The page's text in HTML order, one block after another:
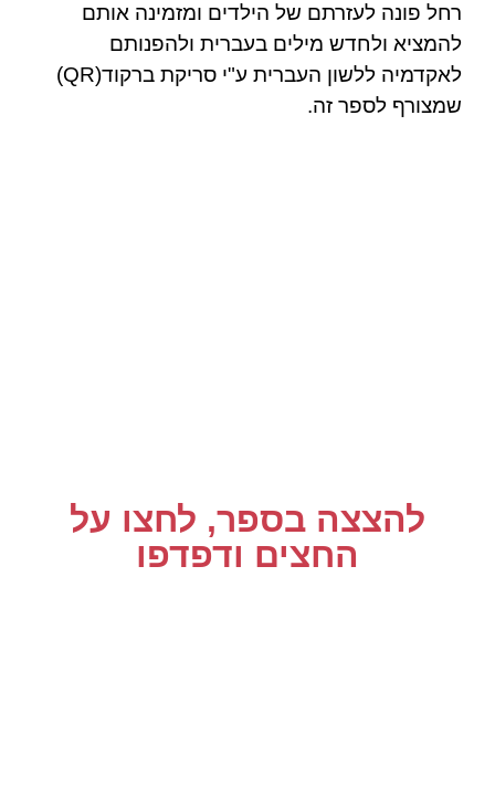
רחל פונה לעזרתם של הילדים ומזמינה אותם
להמציא ולחדש מילים בעברית ולהפנותם
לאקדמיה ללשון העברית ע"י סריקת ברקוד(QR)
שמצורף לספר זה.
להצצה בספר, לחצו על
החצים ודפדפו